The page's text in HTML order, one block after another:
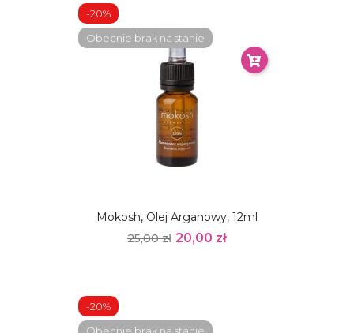
Mokosh, Olej Arganowy, 12ml
25,00 zł 20,00 zł
-20%
Obecnie brak na stanie
-20%
Obecnie brak na stanie